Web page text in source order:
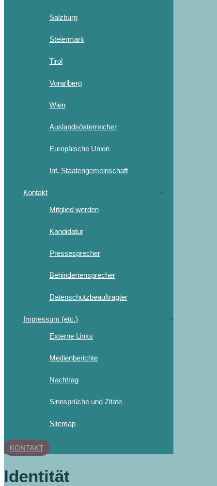
Salzburg
Steiermark
Tirol
Vorarlberg
Wien
Auslandsösterreicher
Europäische Union
Int. Staatengemeinschaft
Kontakt
Mitglied werden
Kandidatur
Pressesprecher
Behindertensprecher
Datenschutzbeauftragter
Impressum (etc.)
Externe Links
Medienberichte
Nachtrag
Sinnsprüche und Zitate
Sitemap
KONTAKT
Identität